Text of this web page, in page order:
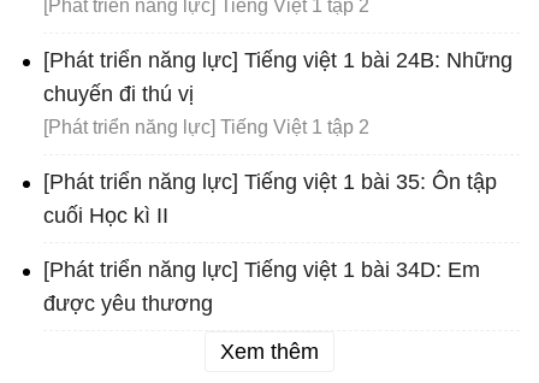
[Phát triển năng lực] Tiếng Việt 1 tập 2
[Phát triển năng lực] Tiếng việt 1 bài 24B: Những
chuyến đi thú vị
[Phát triển năng lực] Tiếng Việt 1 tập 2
[Phát triển năng lực] Tiếng việt 1 bài 35: Ôn tập
cuối Học kì II
[Phát triển năng lực] Tiếng việt 1 bài 34D: Em
được yêu thương
Xem thêm